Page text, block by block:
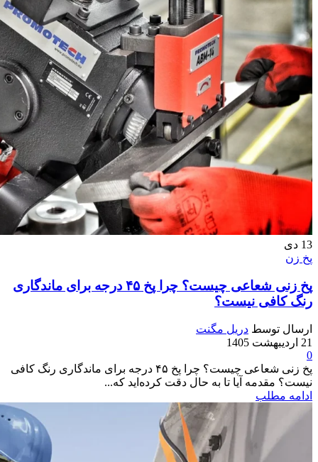
13 دی
پخ زن
پخ زنی شعاعی چیست؟ چرا پخ ۴۵ درجه برای ماندگاری
رنگ کافی نیست؟
ارسال توسط دریل مگنت
21 اردیبهشت 1405
0
پخ زنی شعاعی چیست؟ چرا پخ ۴۵ درجه برای ماندگاری رنگ کافی
نیست؟ مقدمه آیا تا به حال دقت کرده‌اید که...
ادامه مطلب